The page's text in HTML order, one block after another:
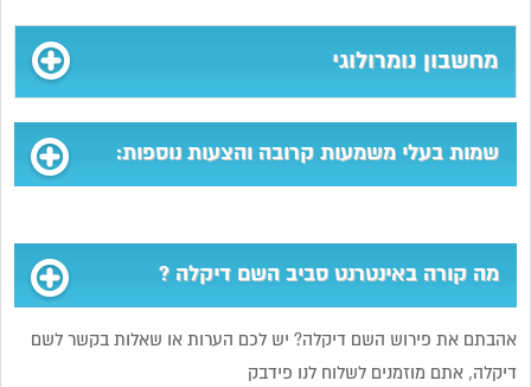
מחשבון נומרולוגי
שמות בעלי משמעות קרובה והצעות נוספות:
מה קורה באינטרנט סביב השם דיקלה ?
אהבתם את פירוש השם דיקלה? יש לכם הערות או שאלות בקשר לשם
דיקלה, אתם מוזמנים לשלוח לנו פידבק